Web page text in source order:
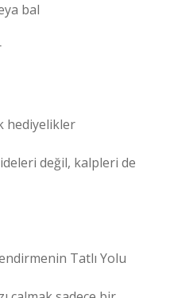
bal
hediyelikler
değil, kalpleri de
Tatlı Yolu